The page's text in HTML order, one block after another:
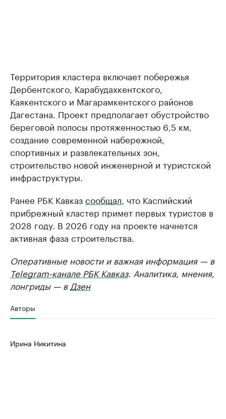
Территория кластера включает побережья
Дербентского, Карабудахкентского,
Каякентского и Магарамкентского районов
Дагестана. Проект предполагает обустройство
береговой полосы протяженностью 6,5 км,
создание современной набережной,
спортивных и развлекательных зон,
строительство новой инженерной и туристской
инфраструктуры.
Ранее РБК Кавказсообщал , что Каспийский
прибрежный кластер примет первых туристов в
2028 году. В 2026 году на проекте начнется
активная фаза строительства.
Оперативные новости и важная информация — в
Telegram-канале РБК Кавказ. Аналитика, мнения,
лонгриды — в Дзен
Авторы
Ирина Никитина